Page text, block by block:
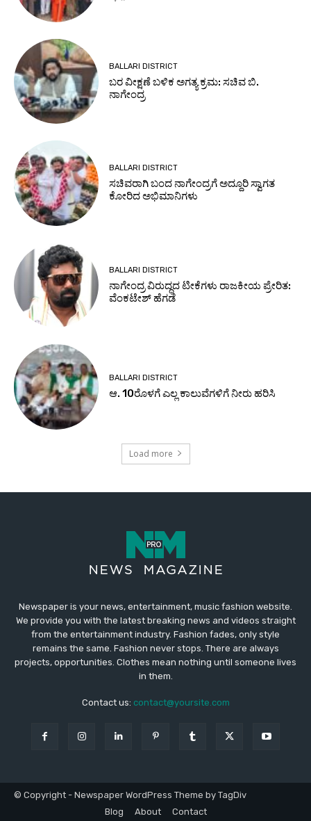
Newspaper is your news, entertainment, music fashion website.
We provide you with the latest breaking news and videos straight
from the entertainment industry. Fashion fades, only style
remains the same. Fashion never stops. There are always
projects, opportunities. Clothes mean nothing until someone lives
in them.
Contact us: contact@yoursite.com
© Copyright - Newspaper WordPress Theme by TagDiv
Blog
About Contact